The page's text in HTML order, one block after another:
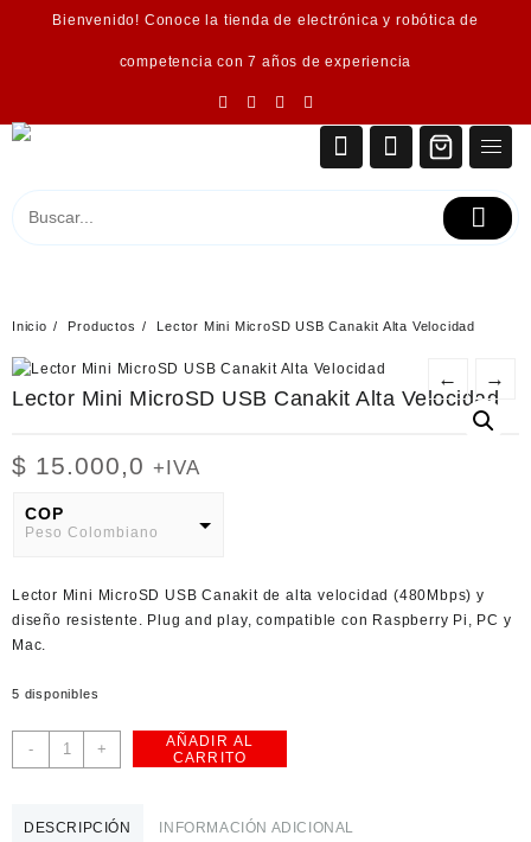
Bienvenido! Conoce la tienda de electrónica y robótica de
competencia con 7 años de experiencia
Inicio Productos Lector Mini MicroSD USB Canakit Alta Velocidad
← →
Lector Mini MicroSD USB Canakit Alta Velocidad
$ 15.000,0 +IVA
COP
Peso Colombiano
American Dollar
Lector Mini MicroSD USB Canakit de alta velocidad (480Mbps) y
diseño resistente. Plug and play, compatible con Raspberry Pi, PC y
Mac.
5 disponibles
-
Lector
Mini
+
AÑADIR AL
CARRITO
DESCRIPCIÓN INFORMACIÓN ADICIONAL